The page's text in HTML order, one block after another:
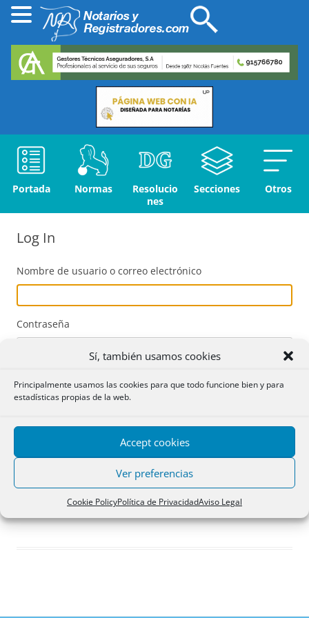
Sí, también usamos cookies
Principalmente usamos las cookies para que todo funcione bien y para
estadísticas propias de la web.
Accept cookies
Ver preferencias
Cookie PolicyPolítica de PrivacidadAviso Legal
Portada Normas
Resolucio
nes
Secciones Otros
Log In
Nombre de usuario o correo electrónico
Contraseña
Acceder
Registro
¿Has olvidado tu contraseña?